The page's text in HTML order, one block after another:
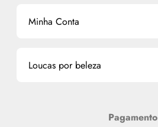
Nossas lojas
Cupom de Desconto
La Vie Est Belle Lancôme
Miniaturas de Produtos de Cabelo
Minha Conta
Meus endereços
Loucas por beleza
Pagamento